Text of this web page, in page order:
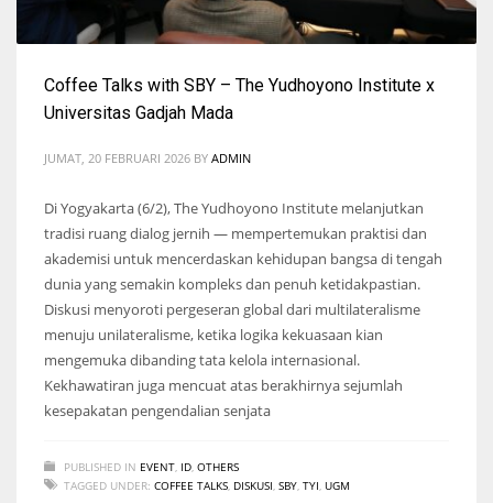
Coffee Talks with SBY – The Yudhoyono Institute x
Universitas Gadjah Mada
JUMAT, 20 FEBRUARI 2026 BY ADMIN
Di Yogyakarta (6/2), The Yudhoyono Institute melanjutkan
tradisi ruang dialog jernih — mempertemukan praktisi dan
akademisi untuk mencerdaskan kehidupan bangsa di tengah
dunia yang semakin kompleks dan penuh ketidakpastian.
Diskusi menyoroti pergeseran global dari multilateralisme
menuju unilateralisme, ketika logika kekuasaan kian
mengemuka dibanding tata kelola internasional.
Kekhawatiran juga mencuat atas berakhirnya sejumlah
kesepakatan pengendalian senjata
PUBLISHED IN EVENT ID OTHERS
TAGGED UNDER: COFFEE TALKS DISKUSI SBY TYI UGM